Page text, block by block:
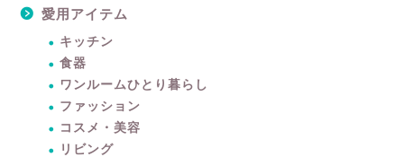
愛用アイテム
キッチン
食器
ワンルームひとり暮らし
ファッション
コスメ・美容
リビング